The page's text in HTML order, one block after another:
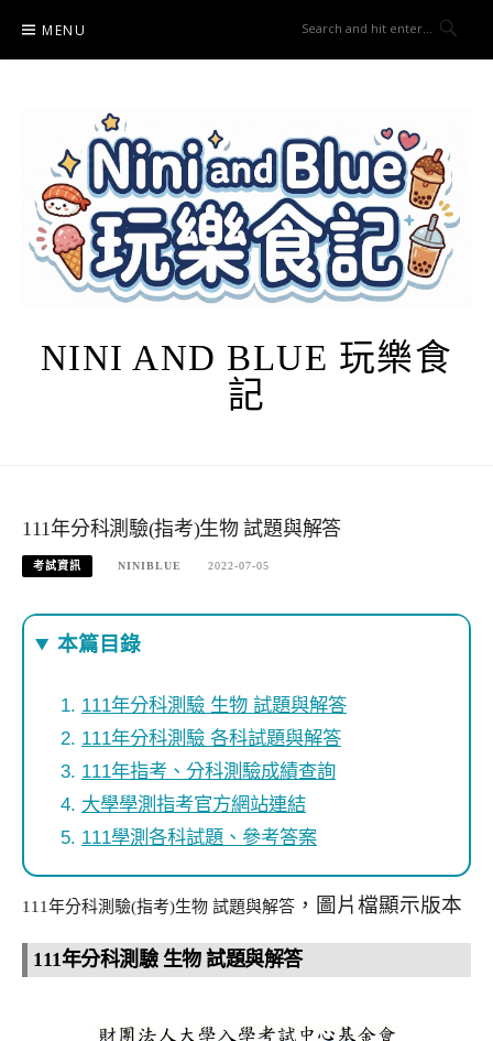
content
MENU
NINI AND BLUE 玩樂食
記
111年分科測驗(指考)生物 試題與解答
考試資訊 NINIBLUE 2022-07-05
本篇目錄
111年分科測驗 生物 試題與解答
111年分科測驗 各科試題與解答
111年指考、分科測驗成績查詢
大學學測指考官方網站連結
111學測各科試題、參考答案
111年分科測驗(指考)生物 試題與解答 ，圖片檔顯示版本
111年分科測驗 生物 試題與解答